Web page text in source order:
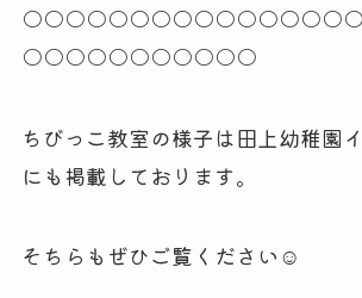
○○○○○○○○○○○
ちびっこ教室の様子は田上幼稚園
にも掲載しております。
そちらもぜひご覧ください☺